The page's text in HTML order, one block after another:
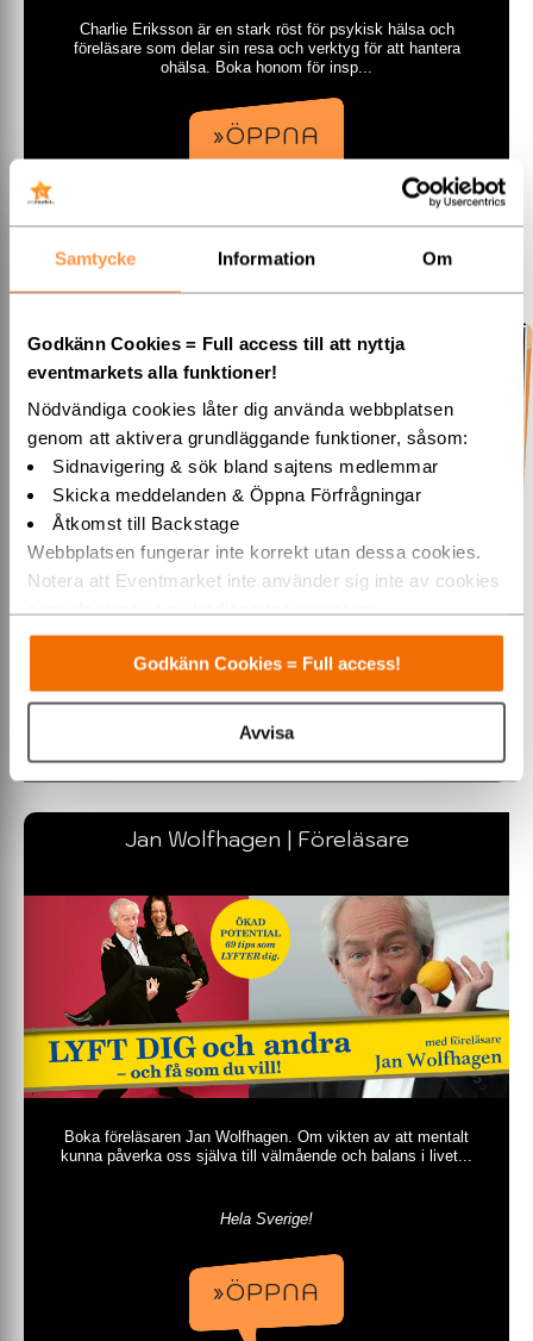
Samtycke Information Om
Godkänn Cookies = Full access till att nyttja
eventmarkets alla funktioner!
Nödvändiga cookies låter dig använda webbplatsen
genom att aktivera grundläggande funktioner, såsom:
Sidnavigering & sök bland sajtens medlemmar
Skicka meddelanden & Öppna Förfrågningar
Åtkomst till Backstage
Webbplatsen fungerar inte korrekt utan dessa cookies.
Notera att Eventmarket inte använder sig inte av cookies
som placeras ut av tredjepartsannonsörer.
Varmt välkommen till Eventmarket!
Godkänn Cookies = Full access!
Avvisa
Charlie Eriksson är en stark röst för psykisk hälsa och
föreläsare som delar sin resa och verktyg för att hantera
ohälsa. Boka honom för insp...
»ÖPPNA
Anders Wallensten
I föreläsningen "Hälsogåtan" delar Anders Wallensten med sig
ständigt söker ...
»ÖPPNA
Jan Wolfhagen | Föreläsare
Boka föreläsaren Jan Wolfhagen. Om vikten av att mentalt
kunna påverka oss själva till välmående och balans i livet...
Hela Sverige!
»ÖPPNA